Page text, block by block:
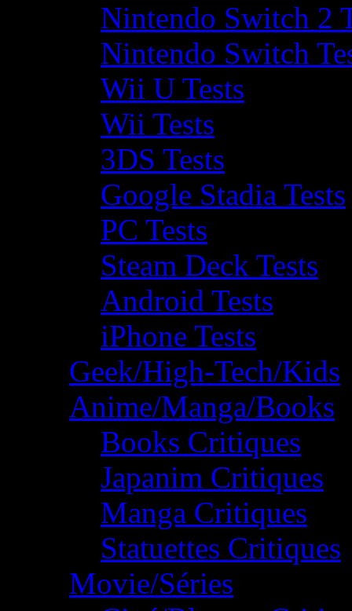
Nintendo Switch 2
Nintendo Switch
Wii U Tests
Wii Tests
3DS Tests
Google Stadia Tests
PC Tests
Steam Deck Tests
Android Tests
iPhone Tests
Geek/High-Tech/Kids
Anime/Manga/Books
Books Critiques
Japanim Critiques
Manga Critiques
Statuettes Critiques
Movie/Séries